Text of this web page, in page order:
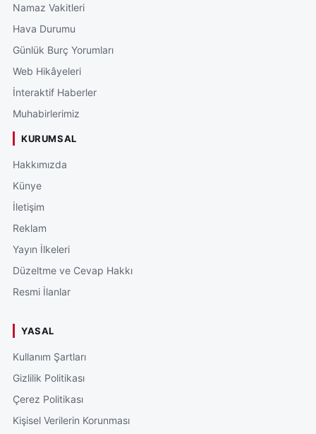
Namaz Vakitleri
Hava Durumu
Günlük Burç Yorumları
Web Hikâyeleri
İnteraktif Haberler
Muhabirlerimiz
KURUMSAL
Hakkımızda
Künye
İletişim
Reklam
Yayın İlkeleri
Düzeltme ve Cevap Hakkı
Resmi İlanlar
YASAL
Kullanım Şartları
Gizlilik Politikası
Çerez Politikası
Kişisel Verilerin Korunması